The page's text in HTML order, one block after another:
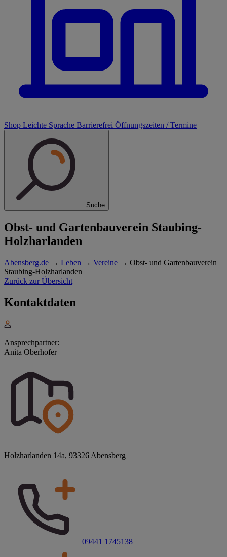
Shop Leichte Sprache Barrierefrei Öffnungszeiten / Termine
Suche
Obst- und Gartenbauverein Staubing-
Holzharlanden
Abensberg.de → Leben → Vereine → Obst- und Gartenbauverein
Staubing-Holzharlanden
Zurück zur Übersicht
Kontaktdaten
Ansprechpartner:
Anita Oberhofer
Holzharlanden 14a, 93326 Abensberg
09441 1745138